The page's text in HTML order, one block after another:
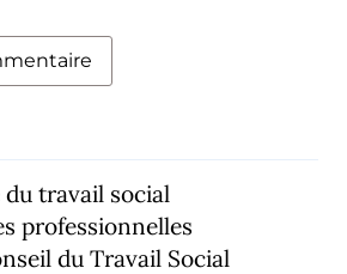
travail social
professionnelles
du Travail Social